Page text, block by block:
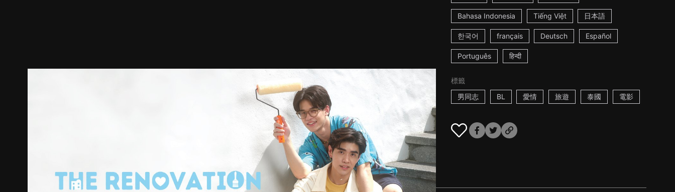
Bahasa Indonesia Tiếng Việt 日本語
한국어 français Deutsch Español
Português हिन्दी
標籤
男同志
BL 愛情 旅遊 泰國 電影
劇照 推薦影片 劇情介紹